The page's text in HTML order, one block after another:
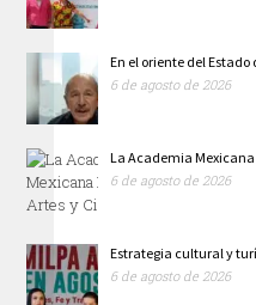
En el oriente del Estado
6 de agosto de 2026
La Academia Mexicana
6 de agosto de 2026
Estrategia cultural y
6 de agosto de 2026